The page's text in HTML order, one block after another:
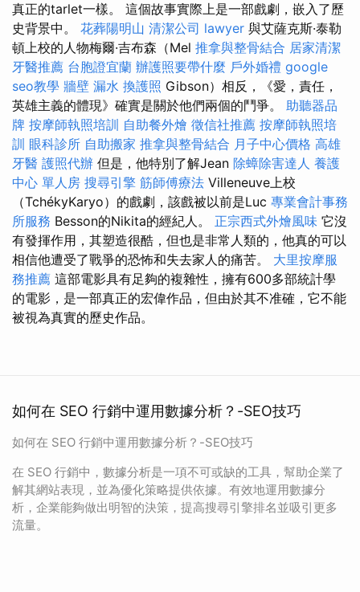
真正的tarlet一樣。 這個故事實際上是一部戲劇，嵌入了歷
史背景中。 花葬陽明山 清潔公司 lawyer 與艾薩克斯·泰勒
頓上校的人物梅爾·吉布森（Mel 推拿與整骨結合 居家清潔
牙醫推薦 台胞證宜蘭 辦護照要帶什麼 戶外婚禮 google
seo教學 牆壁 漏水 換護照 Gibson）相反，《愛，責任，
英雄主義的體現》確實是關於他們兩個的鬥爭。 助聽器品
牌 按摩師執照培訓 自助餐外燴 徵信社推薦 按摩師執照培
訓 眼科診所 自助搬家 推拿與整骨結合 月子中心價格 高雄
牙醫 護照代辦 但是，他特別了解Jean 除蟑除害達人 養護
中心 單人房 搜尋引擎 筋師傅療法 Villeneuve上校
（TchékyKaryo）的戲劇，該戲被以前是Luc 專業會計事務
所服務 Besson的Nikita的經紀人。 正宗西式外燴風味 它沒
有發揮作用，其塑造很酷，但也是非常人類的，他真的可以
相信他遭受了戰爭的恐怖和失去家人的痛苦。 大里按摩服
務推薦 這部電影具有足夠的複雜性，擁有600多部統計學
的電影，是一部真正的宏偉作品，但由於其不准確，它不能
被視為真實的歷史作品。
如何在 SEO 行銷中運用數據分析？-SEO技巧
如何在 SEO 行銷中運用數據分析？-SEO技巧
在 SEO 行銷中，數據分析是一項不可或缺的工具，幫助企業了
解其網站表現，並為優化策略提供依據。有效地運用數據分
析，企業能夠做出明智的決策，提高搜尋引擎排名並吸引更多
流量。